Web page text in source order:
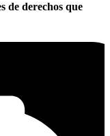
de derechos que